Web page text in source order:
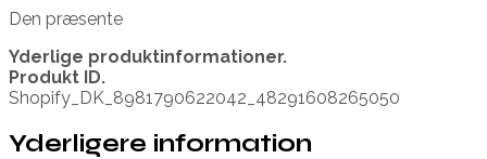
Den præsente
Yderlige produktinformationer.
Produkt ID.
Shopify_DK_8981790622042_48291608265050
Yderligere information